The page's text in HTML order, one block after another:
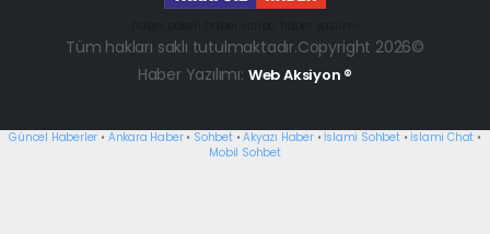
Tüm hakları saklı tutulmaktadır.Copyright 2026©
Haber Yazılımı: Web Aksiyon ®
Güncel Haberler • Ankara Haber• Sohbet•Akyazı Haber•İslami Sohbet•İslami Chat •
Mobil Sohbet